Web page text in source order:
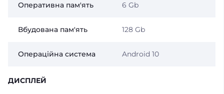
Оперативна пам'ять 6 Gb
Вбудована пам'ять 128 Gb
Операційна система Android 10
ДИСПЛЕЙ